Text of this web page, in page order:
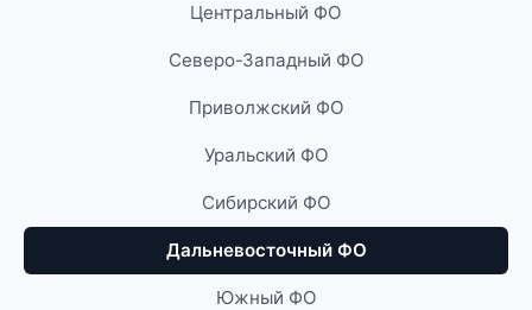
Центральный ФО
Северо-Западный ФО
Приволжский ФО
Уральский ФО
Сибирский ФО
Дальневосточный ФО
Южный ФО